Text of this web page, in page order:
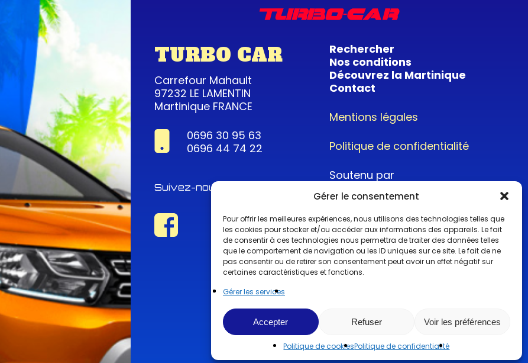
Gérer le consentement
Pour offrir les meilleures expériences, nous utilisons des technologies telles que
les cookies pour stocker et/ou accéder aux informations des appareils. Le fait
de consentir à ces technologies nous permettra de traiter des données telles
que le comportement de navigation ou les ID uniques sur ce site. Le fait de ne
pas consentir ou de retirer son consentement peut avoir un effet négatif sur
certaines caractéristiques et fonctions.
Gérer les services
Accepter Refuser Voir les préférences
Politique de cookiesPolitique de confidentialité
TURBO CAR
Carrefour Mahault
97232 LE LAMENTIN
Martinique FRANCE
0696 30 95 63
0696 44 74 22
Suivez-nous !
Rechercher
Nos conditions
Découvrez la Martinique
Contact
Mentions légales
Politique de confidentialité
Soutenu par
@2022CopyrightTurboCar